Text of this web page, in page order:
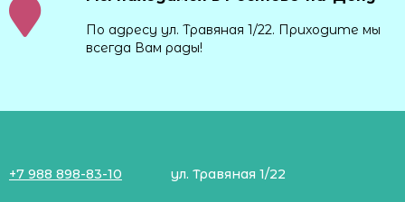
По адресу ул. Травяная 1/22. Приходите мы
всегда Вам рады!
+7 988 898-83-10 ул. Травяная 1/22